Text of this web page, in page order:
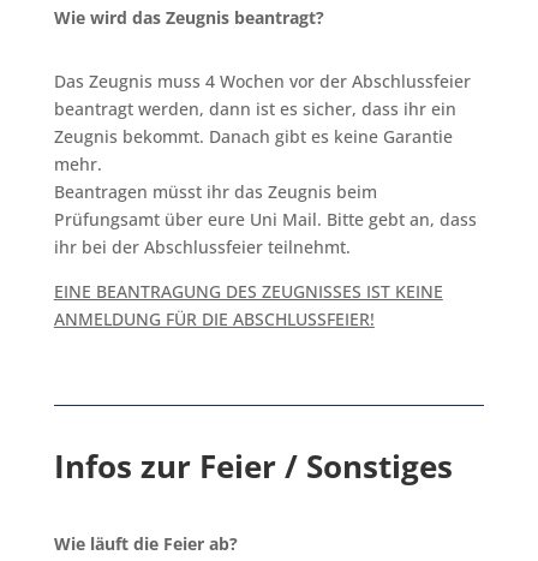
Wie wird das Zeugnis beantragt?
Das Zeugnis muss 4 Wochen vor der Abschlussfeier
beantragt werden, dann ist es sicher, dass ihr ein
Zeugnis bekommt. Danach gibt es keine Garantie
mehr.
Beantragen müsst ihr das Zeugnis beim
Prüfungsamt über eure Uni Mail. Bitte gebt an, dass
ihr bei der Abschlussfeier teilnehmt.
EINE BEANTRAGUNG DES ZEUGNISSES IST KEINE
ANMELDUNG FÜR DIE ABSCHLUSSFEIER!
Infos zur Feier / Sonstiges
Wie läuft die Feier ab?